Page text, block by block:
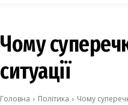
Чому
ситуації
Головна Політика
Чому